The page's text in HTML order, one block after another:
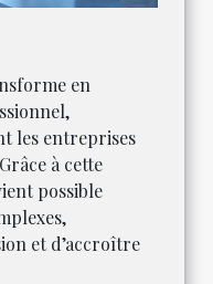
en
les entreprises
à cette
possible
et d’accroître